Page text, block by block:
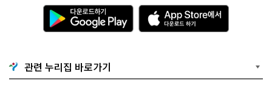
다
운
로
기
G
o
A
p
p
e
관련 누리집 바로가기